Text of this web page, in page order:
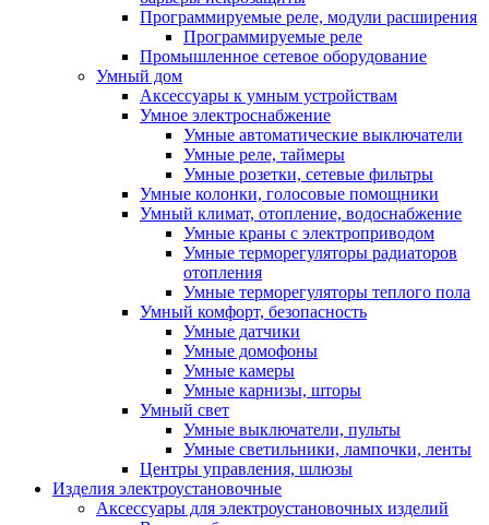
Программируемые реле, модули расширения
Программируемые реле
Промышленное сетевое оборудование
Умный дом
Аксессуары к умным устройствам
Умное электроснабжение
Умные автоматические выключатели
Умные реле, таймеры
Умные розетки, сетевые фильтры
Умные колонки, голосовые помощники
Умный климат, отопление, водоснабжение
Умные краны с электроприводом
Умные терморегуляторы радиаторов
отопления
Умные терморегуляторы теплого пола
Умный комфорт, безопасность
Умные датчики
Умные домофоны
Умные камеры
Умные карнизы, шторы
Умный свет
Умные выключатели, пульты
Умные светильники, лампочки, ленты
Центры управления, шлюзы
Изделия электроустановочные
Аксессуары для электроустановочных изделий